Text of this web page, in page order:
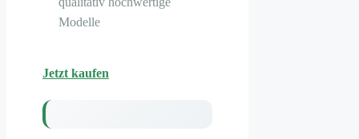
Modelle
Jetzt kaufen